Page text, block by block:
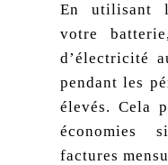
En utilisant
votre
d’électricité
pendant les
élevés. Cela
économies
factures